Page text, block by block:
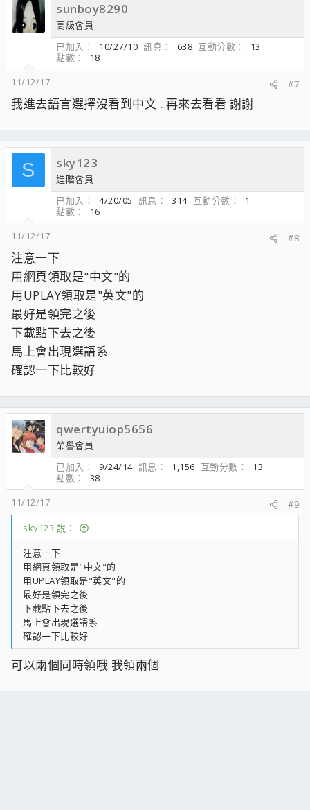
sunboy8290
高級會員
已加入
10/27/10 訊息 638 互動分數
13
點數
18
11/12/17
#7
我進去語言選擇沒看到中文 . 再來去看看 謝謝
S sky123
進階會員
已加入
4/20/05 訊息 314 互動分數
1
點數
16
11/12/17
#8
注意一下
用網頁領取是"中文"的
用UPLAY領取是"英文"的
最好是領完之後
下載點下去之後
馬上會出現選語系
確認一下比較好
qwertyuiop5656
榮譽會員
已加入
9/24/14 訊息 1,156 互動分數
13
點數
38
11/12/17
#9
sky123 說：
注意一下
用網頁領取是"中文"的
用UPLAY領取是"英文"的
最好是領完之後
下載點下去之後
馬上會出現選語系
確認一下比較好
可以兩個同時領哦 我領兩個